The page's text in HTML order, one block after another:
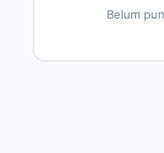
Belum